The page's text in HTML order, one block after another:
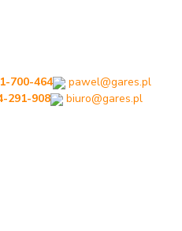
700-464
pawel@gares.pl
291-908 biuro@gares.pl